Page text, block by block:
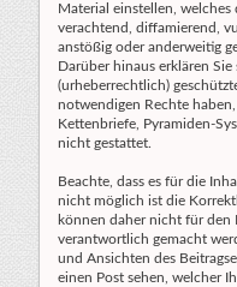
Material einstellen, welches
verachtend, diffamierend,
anstößig oder anderweitig
Darüber hinaus erklären
(urheberrechtlich)
notwendigen Rechte
Kettenbriefe, Pyramiden-
nicht gestattet.
Beachte, dass es für die
nicht möglich ist die
können daher nicht für den
verantwortlich gemacht
und Ansichten des
einen Post sehen, welcher